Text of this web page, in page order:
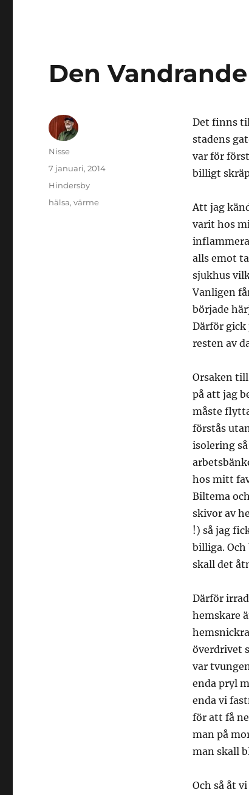
Den
Det finns
stadens
var för
billigt
Att jag
varit hos
alls emot
sjukhus
Vanligen
började
Därför gick
resten av
Orsaken
på att jag
måste
förstås
isolering
hos mitt
Biltema
skivor av
!) så jag
billiga. Och
skall det
Därför
hemskare
överdrivet
var
enda pryl
enda vi
för att få
man på
man skall
Och så åt
Författare
Nisse
Publicerat
den
7 januari, 2014
Kategorier
Hindersby
Etiketter
hälsa,värme